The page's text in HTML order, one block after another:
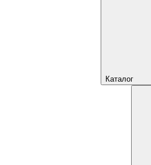
Каталог